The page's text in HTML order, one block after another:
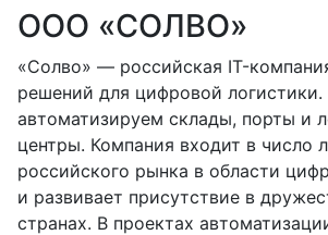
ООО «СОЛВО»
«Солво» — российская IT-
решений для цифровой
автоматизируем склады, порты и
центры. Компания входит в число
российского рынка в области
и развивает присутствие в
странах. В проектах